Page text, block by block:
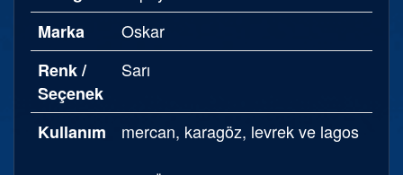
Marka
Oskar
Renk /
Seçenek
Sarı
Kullanım mercan, karagöz, levrek ve lagos